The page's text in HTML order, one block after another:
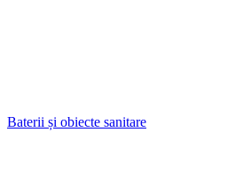
Baterii și obiecte sanitare